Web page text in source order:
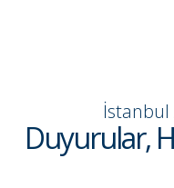
İstanbul
Duyurular,